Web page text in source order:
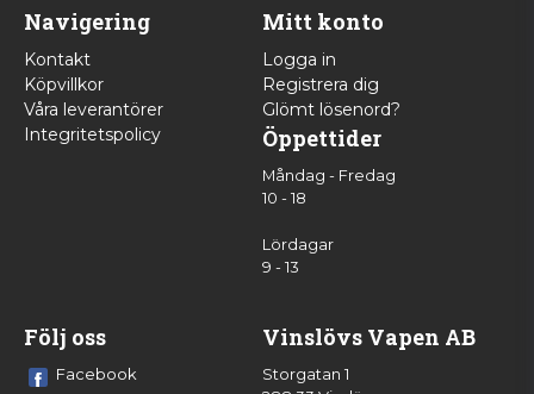
Navigering
Kontakt
Köpvillkor
Våra leverantörer
Integritetspolicy
Mitt konto
Logga in
Registrera dig
Glömt lösenord?
Öppettider
Måndag - Fredag
10 - 18
Lördagar
9 - 13
Följ oss
Facebook
Vinslövs Vapen AB
Storgatan 1